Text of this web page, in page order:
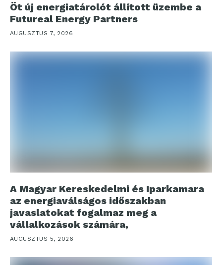
Öt új energiatárolót állított üzembe a
Futureal Energy Partners
AUGUSZTUS 7, 2026
A Magyar Kereskedelmi és Iparkamara
az energiaválságos időszakban
javaslatokat fogalmaz meg a
vállalkozások számára,
AUGUSZTUS 5, 2026